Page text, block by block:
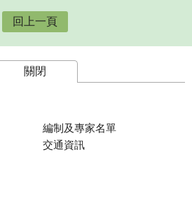
回上一頁
關閉
編制及專家名單
交通資訊